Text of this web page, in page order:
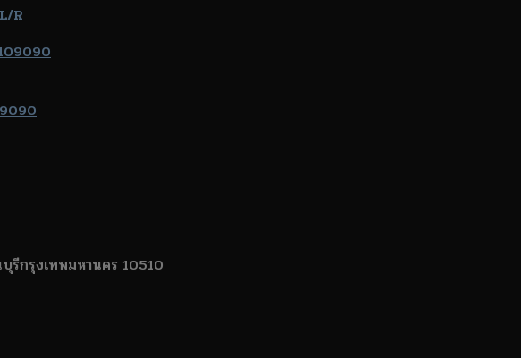
R
รีกรุงเทพมหานคร 10510